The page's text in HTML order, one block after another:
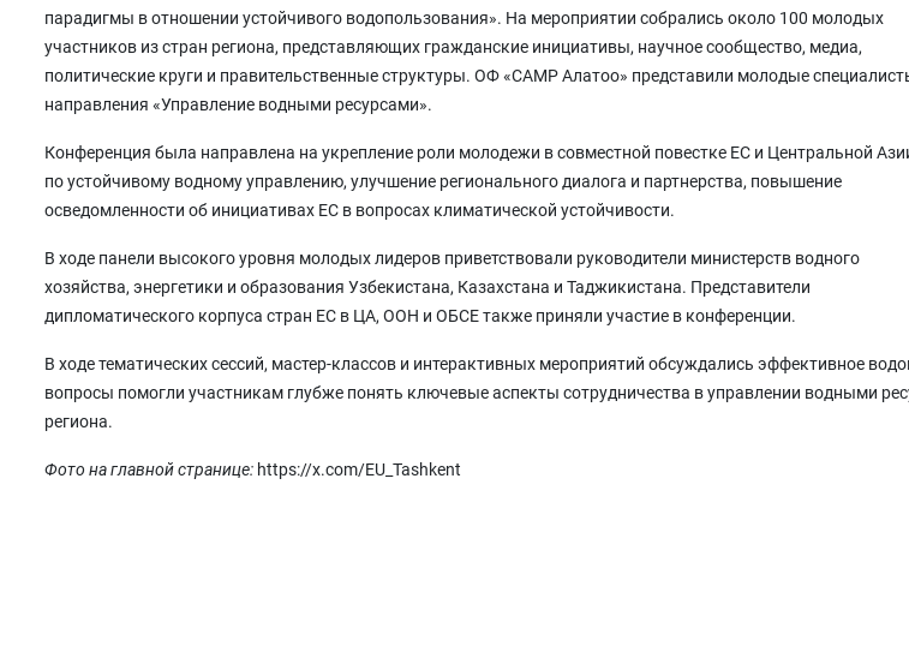
парадигмы в отношении устойчивого водопользования». На мероприятии собрались около 100 молодых
участников из стран региона, представляющих гражданские инициативы, научное сообщество, медиа,
политические круги и правительственные структуры. ОФ «САМР Алатоо» представили молодые
направления «Управление водными ресурсами».
Конференция была направлена на укрепление роли молодежи в совместной повестке ЕС и Центральной
по устойчивому водному управлению, улучшение регионального диалога и партнерства, повышение
осведомленности об инициативах ЕС в вопросах климатической устойчивости.
В ходе панели высокого уровня молодых лидеров приветствовали руководители министерств водного
хозяйства, энергетики и образования Узбекистана, Казахстана и Таджикистана. Представители
дипломатического корпуса стран ЕС в ЦА, ООН и ОБСЕ также приняли участие в конференции.
В ходе тематических сессий, мастер-классов и интерактивных мероприятий обсуждались эффективное
вопросы помогли участникам глубже понять ключевые аспекты сотрудничества в управлении водными
региона.
Фото на главной странице: https://x.com/EU_Tashkent